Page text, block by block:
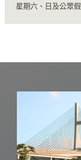
星期六、日及公眾